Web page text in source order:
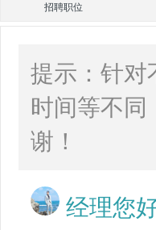
招聘职位
提示：针对
时间等不同
谢！
经理您